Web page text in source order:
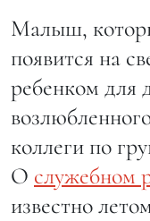
Малыш,
появится на
ребенком для
коллеги по
О служебном
известно